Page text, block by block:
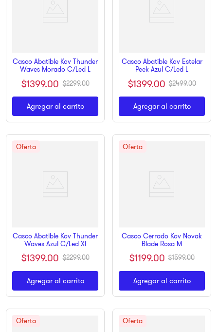
Casco Abatible Kov Thunder
Waves Morado C/Led L
$1399.00 $2299.00
Agregar al carrito
Casco Abatible Kov Estelar
Peek Azul C/Led L
$1399.00 $2499.00
Agregar al carrito
Casco Abatible Kov Thunder
Waves Azul C/Led Xl
$1399.00 $2299.00
Agregar al carrito
Casco Cerrado Kov Novak
Blade Rosa M
$1199.00 $1599.00
Agregar al carrito